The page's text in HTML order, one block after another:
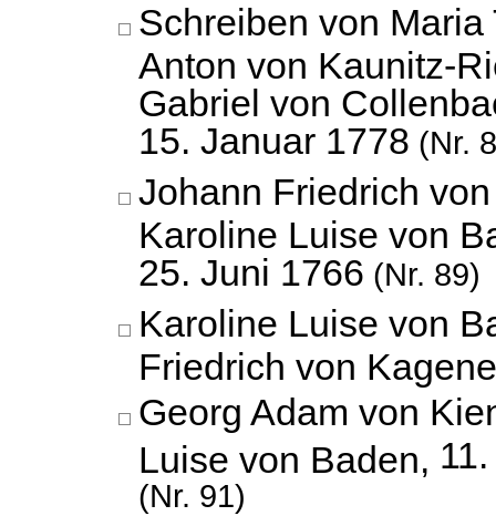
Schreiben von
Anton von Kaunitz-
Gabriel von
15. Januar 1778 (Nr.
Johann Friedrich
Karoline Luise von
25. Juni 1766 (Nr. 89)
Karoline Luise von
Friedrich von
Georg Adam von
Luise von Baden,
(Nr. 91)